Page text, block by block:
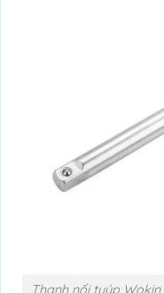
Thanh nối tuýp